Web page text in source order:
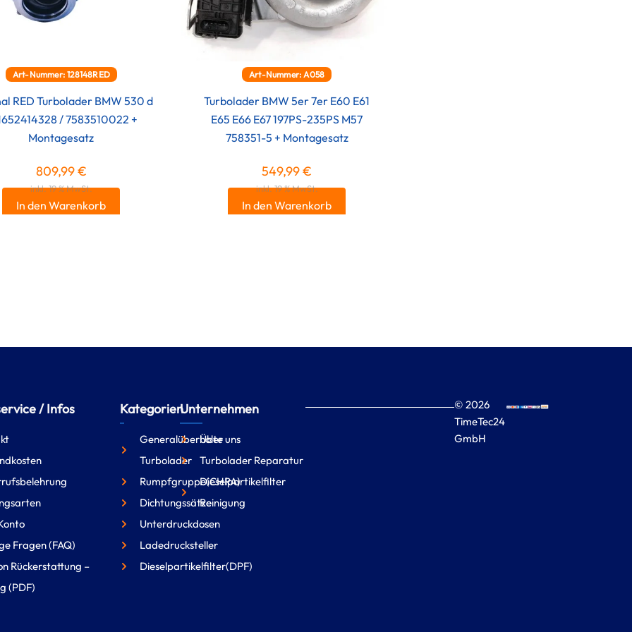
Art-Nummer: 128148RED
RED Turbolader BMW 530 d
/ 7583510022 +
Montagesatz
809,99€
inkl. 19 % MwSt.
In den Warenkorb
Art-Nummer: A058
Turbolader BMW 5er 7er E60 E61
E65 E66 E67 197PS-235PS M57
758351-5 + Montagesatz
549,99€
inkl. 19 % MwSt.
In den Warenkorb
/ Infos
Fragen (FAQ)
Rückerstattung –
(PDF)
Kategorien
Generalüberholte
Turbolader
Rumpfgruppe(CHRA)
Dichtungssätze
Unterdruckdosen
Ladedrucksteller
Dieselpartikelfilter(DPF)
Unternehmen
Über uns
Turbolader Reparatur
Dieselpartikelfilter
Reinigung
© 2026
TimeTec24
GmbH